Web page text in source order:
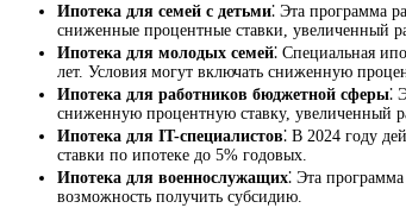
Ипотека для семей с детьми⁚ Эта программа
сниженные процентные ставки, увеличенный
Ипотека для молодых семей⁚ Специальная
лет. Условия могут включать сниженную
Ипотека для работников бюджетной сферы⁚
сниженную процентную ставку, увеличенный
Ипотека для IT-специалистов⁚ В 2024 году
ставки по ипотеке до 5% годовых.
Ипотека для военнослужащих⁚ Эта
возможность получить субсидию.